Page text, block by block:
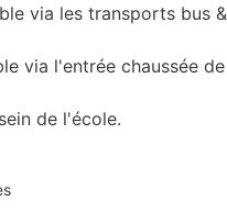
via les transports bus
via l'entrée chaussée
de l'école.